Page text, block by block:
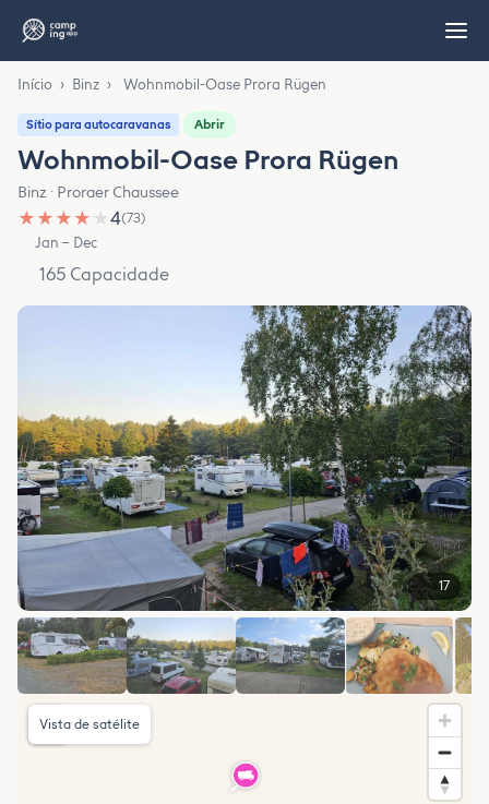
Início › Binz › Wohnmobil-Oase Prora Rügen
Sítio para autocaravanas Abrir
Wohnmobil-Oase Prora Rügen
Binz · Proraer Chaussee
★ ★ ★ ★ ★4(73)
Jan – Dec
165 Capacidade
17
Vista de satélite